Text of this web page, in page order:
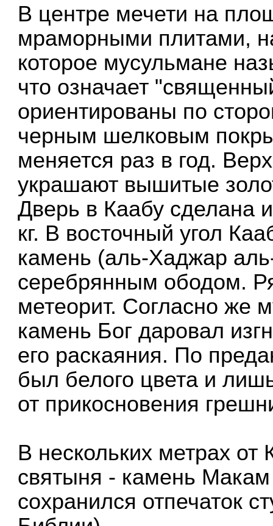
В центре мечети на
мраморными плитами,
которое мусульмане
что означает
ориентированы по
черным шелковым
меняется раз в год.
украшают вышитые
Дверь в Каабу сделана
кг. В восточный угол
камень (аль-Хаджар
серебрянным ободом.
метеорит. Согласно же
камень Бог даровал
его раскаяния. По
был белого цвета и
от прикосновения
В нескольких метрах от
святыня - камень
сохранился отпечаток